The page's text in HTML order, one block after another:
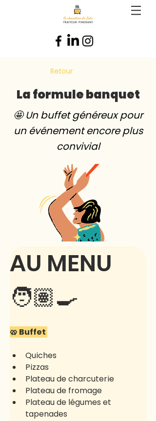
Retour
La formule banquet
🤩 Un buffet généreux pour
un événement encore plus
convivial
AU MENU
🧑🏽‍🍳
🥨 Buffet
Quiches
Pizzas
Plateau de charcuterie
Plateau de fromage
Plateau de légumes et
tapenades